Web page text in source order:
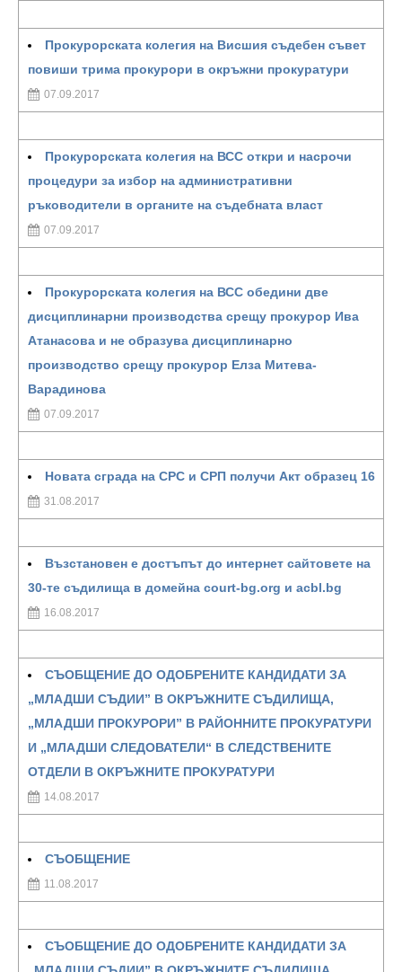
Прокурорската колегия на Висшия съдебен съвет
повиши трима прокурори в окръжни прокуратури
07.09.2017
Прокурорската колегия на ВСС откри и насрочи
процедури за избор на административни
ръководители в органите на съдебната власт
07.09.2017
Прокурорската колегия на ВСС обедини две
дисциплинарни производства срещу прокурор Ива
Атанасова и не образува дисциплинарно
производство срещу прокурор Елза Митева-
Варадинова
07.09.2017
Новата сграда на СРС и СРП получи Акт образец 16
31.08.2017
Възстановен е достъпът до интернет сайтовете на
30-те съдилища в домейна court-bg.org и acbl.bg
16.08.2017
СЪОБЩЕНИЕ ДО ОДОБРЕНИТЕ КАНДИДАТИ ЗА
„МЛАДШИ СЪДИИ” В ОКРЪЖНИТЕ СЪДИЛИЩА,
„МЛАДШИ ПРОКУРОРИ” В РАЙОННИТЕ ПРОКУРАТУРИ
И „МЛАДШИ СЛЕДОВАТЕЛИ“ В СЛЕДСТВЕНИТЕ
ОТДЕЛИ В ОКРЪЖНИТЕ ПРОКУРАТУРИ
14.08.2017
СЪОБЩЕНИЕ
11.08.2017
СЪОБЩЕНИЕ ДО ОДОБРЕНИТЕ КАНДИДАТИ ЗА